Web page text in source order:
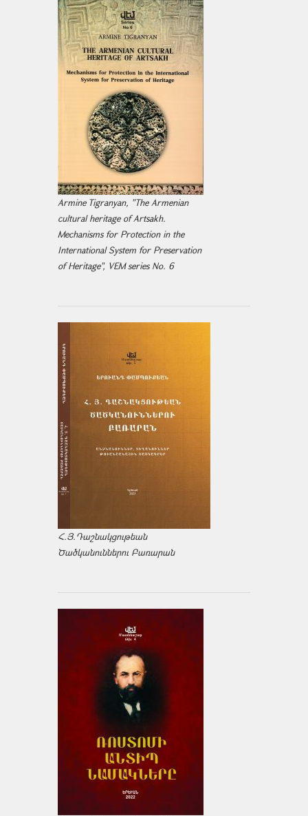
Armine Tigranyan, "The Armenian
cultural heritage of Artsakh.
Mechanisms for Protection in the
International System for Preservation
of Heritage", VEM series No. 6
Հ.Յ.Դաշնակցութեան
Ծածկանուններու Բառարան